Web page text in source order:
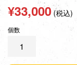
通
常
価
¥33,000 (税込)
個数